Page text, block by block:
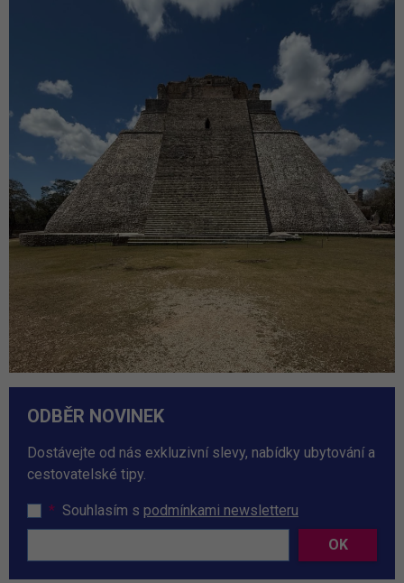
ODBĚR NOVINEK
Dostávejte od nás exkluzivní slevy, nabídky ubytování a
cestovatelské tipy.
* Souhlasím s podmínkami newsletteru
OK